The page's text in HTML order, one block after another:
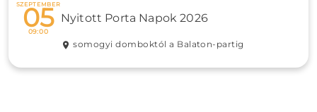
SZEPTEMBER
05
09:00
Nyitott Porta Napok 2026
somogyi domboktól a Balaton-partig